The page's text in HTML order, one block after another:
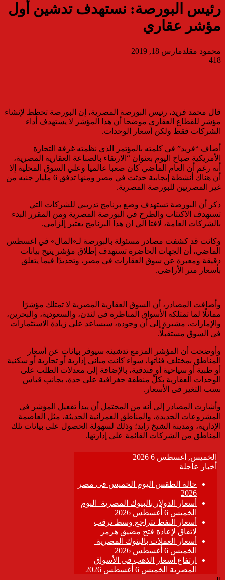
رئيس البورصة: نستهدف تدشين أول
مؤشر عقاري
محمود مقلدمارس 18, 2019
418
قال محمد فريد، رئيس البورصة المصرية، إن البورصة تخطط لإنشاء
مؤشر للقطاع العقاري موضحا أن هذا المؤشر لا يستهدف أداء
الشركات فقط ولكن أسعار الوحدات.
أضاف “فريد” في كلمته بالمؤتمر الذي نظمته غرفة التجارة
الأمريكية صباح اليوم بعنوان “الارتقاء بالصناعة العقارية المصرية،
أنه رغم أن العام الماضي كان صعبا عالميا وعلي السوق المحلية إلا
أن هناك أنشطة إيجابية حدثت في مصر ومنها تدفق 6 مليار جنيه من
غير المصريين للبورصة المصرية.
ذكر أن البورصة تستهدف وضع برنامج تدريبي للشركات التي
تستهدف الاكتتاب والطرح في البورصة المصرية ومن المقرر البدء
بالشركات العامة، لافتا الي ان هذا البرنامج يعتبر إلزامي.
وكانت قد كشفت مصادر مسئولة بالبورصة لـ«المال» في اغسطس
الماضي، أن الجهات الحاضرة تستهدف إطلاق مؤشر يتيح بيانات
دقيقة ومعبرة عن سوق العقارات فى مصر، وتحديدًا فيما يتعلق
بأسعار متر الأراضى.
وأضافت المصادر، أن السوق العقارية المصرية لا تمتلك مؤشرًا
مماثلًا لما تمتلكه الأسواق المناظرة فى لندن، والسعودية، والبحرين،
والإمارات، مشيرة إلى أن وجوده، سيساعد على زيادة الاستثمارات
فى السوق مستقبلًا.
وأوضحت أن المؤشر المزمع تدشينه سيوفر بيانات عن أسعار
المناطق بمختلف فئاتها، سواء كانت مبانى إدارية أو تجارية أو سكنية
أو طبية أو سياحية أو فندقية، بالإضافة إلى معدلات الطلب على
الوحدات العقارية بكلِّ منطقة جغرافية على حدة، بجانب قياس
نسب التغير فى الأسعار.
وأشارت المصادر إلى أنه من المحتمل أن يبدأ تفعيل المؤشر فى
المشروعات الجديدة، والمناطق العمرانية الحديثة، مثل العاصمة
الإدارية، ومدينة الشيخ زايد؛ وذلك لسهولة الحصول على بيانات تلك
المناطق من الشركات القائمة على إدارتها.